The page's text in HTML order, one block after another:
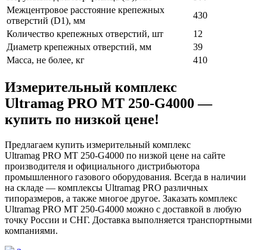
Межцентровое расстояние крепежных
отверстий (D1), мм
430
Количество крепежных отверстий, шт
12
Диаметр крепежных отверстий, мм
39
Масса, не более, кг
410
Измерительный комплекс
Ultramag PRO MT 250-G4000 —
купить по низкой цене!
Предлагаем купить измерительный комплекс
Ultramag PRO MT 250-G4000 по низкой цене на сайте
производителя и официального дистрибьютора
промышленного газового оборудования. Всегда в наличии
на складе — комплексы Ultramag PRO различных
типоразмеров, а также многое другое. Заказать комплекс
Ultramag PRO MT 250-G4000 можно с доставкой в любую
точку России и СНГ. Доставка выполняется транспортными
компаниями.